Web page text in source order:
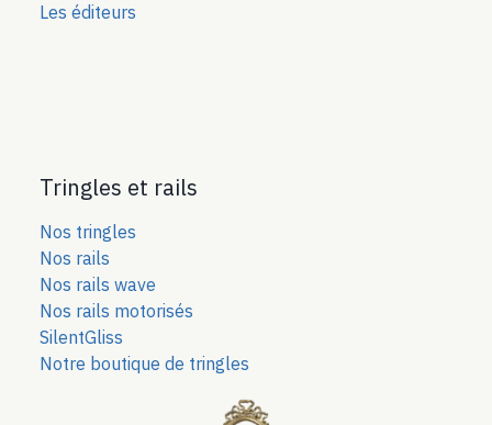
Les éditeurs
Tringles et rails
Nos tringles
Nos rails
Nos rails wave
Nos rails motorisés
SilentGliss
Notre boutique de tringles